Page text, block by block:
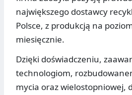
największego dostawcy
Polsce, z produkcją na
miesięcznie.
Dzięki doświadczeniu,
technologiom,
mycia oraz wielostopniowej,